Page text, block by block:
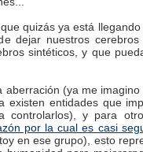
quizás ya está
dejar nuestros cerebros
sintéticos, y que
(ya me imagino
existen entidades que
controlarlos), y para
por la cual es casi
en ese grupo), esto